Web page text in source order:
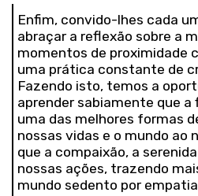
Enfim, convido-lhes cada
abraçar a reflexão sobre a
momentos de proximidade
uma prática constante de
Fazendo isto, temos a
aprender sabiamente que
uma das melhores formas
nossas vidas e o mundo ao
que a compaixão, a
nossas ações, trazendo
mundo sedento por